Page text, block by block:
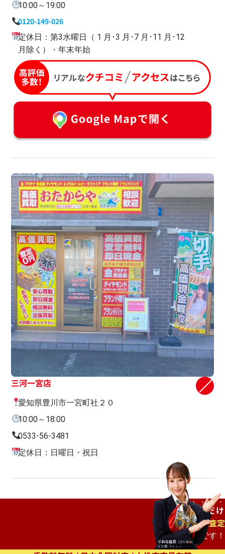
10:00～19:00
0120-149-026
定休日：第3水曜日（ 1 月･3 月･7 月･11 月･12
月除く）・年末年始
三河一宮店
愛知県豊川市一宮町社２０
10:00～18:00
0533-56-3481
定休日：日曜日・祝日
ご自宅で待つだけ
出張査定
もオススメです！